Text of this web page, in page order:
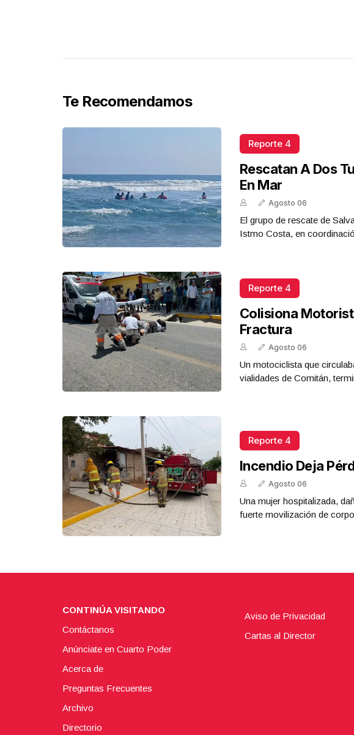
Te Recomendamos
Reporte 4
Rescatan A Dos
En Mar
Agosto 06
El grupo de rescate de
Istmo Costa, en
Reporte 4
Colisiona
Fractura
Agosto 06
Un motociclista que
vialidades de Comitán,
Reporte 4
Incendio Deja
Agosto 06
Una mujer hospitalizada,
fuerte movilización de
CONTINÚA VISITANDO
Contáctanos
Anúnciate en Cuarto Poder
Acerca de
Preguntas Frecuentes
Archivo
Directorio
Aviso de Privacidad
Cartas al Director